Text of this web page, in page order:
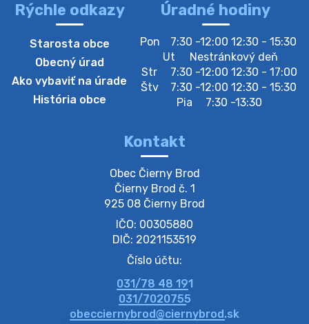
Zber separovaného odpadu plastu-
Oznamujeme obyvateľom, že v stredu 05. augusta
prebehne zber separovaného odpadu plastu. Prosíme
obyvateľov, aby vrecia s odpadom vyložili pred dom už
Oznámenie o plánovanom prerušení dodávky
Oznamujeme Vám, že v určitých dňoch bude v
niektorých častiach našej obce plánované prerušenie
distribúcie elektrickej energie. Podrobné informácie o
dátumoch, časoch a dotknutých …
4. augusta 2026 09:48
Zber BIO odpadu-BIO hulladék elszállítása
Obecný úrad v Čiernom Brode oznamuje obyvateľom,
Rýchle odkazy
Starosta obce
Obecný úrad
Ako vybaviť na úrade
História obce
Úradné hodiny
Pon
7:30 -12:00 12:30 - 15:30
Ut
Nestránkový deň
Str
7:30 -12:00 12:30 - 17:00
Štv
7:30 -12:00 12:30 - 15:30
Pia
7:30 -13:30
Kontakt
Obec Čierny Brod
Čierny Brod č. 1
925 08 Čierny Brod
IČO: 00305880
DIČ: 2021153519
Číslo účtu:
031/78 48 191
031/7020755
obecciernybrod@ciernybrod.sk